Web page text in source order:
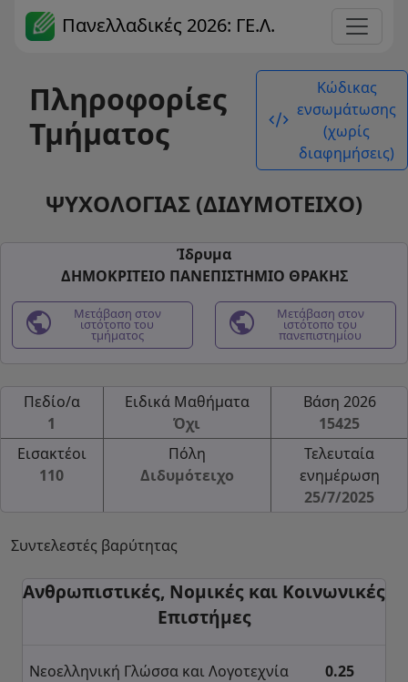
Πανελλαδικές 2026: ΓΕ.Λ.
Πληροφορίες
Τμήματος
code_xml
Κώδικας
ενσωμάτωσης
(χωρίς
διαφημήσεις)
ΨΥΧΟΛΟΓΙΑΣ (ΔΙΔΥΜΟΤΕΙΧΟ)
Ίδρυμα
ΔΗΜΟΚΡΙΤΕΙΟ ΠΑΝΕΠΙΣΤΗΜΙΟ ΘΡΑΚΗΣ
public Μετάβαση στον
ιστότοπο του
τμήματος public Μετάβαση στον
ιστότοπο του
πανεπιστημίου
Πεδίο/α
1
Ειδικά Μαθήματα
Όχι
Βάση 2026
15425
Εισακτέοι
110
Πόλη
Διδυμότειχο
Τελευταία
ενημέρωση
25/7/2025
Συντελεστές βαρύτητας
Ανθρωπιστικές, Νομικές και Κοινωνικές
Επιστήμες
Νεοελληνική Γλώσσα και Λογοτεχνία
0.25